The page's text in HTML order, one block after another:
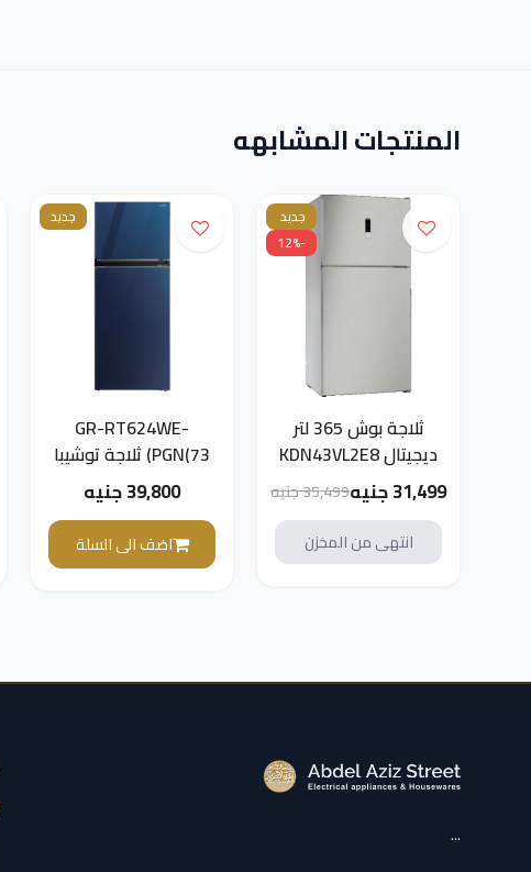
المنتجات المشابهه
جديد
-12%
ثلاجة بوش 365 لتر
ديجيتال KDN43VL2E8
31,499 جنيه 35,499 جنيه
انتهى من المخزن
جديد
GR-RT624WE-
PGN(73) ثلاجة توشيبا
450 لتر لون أزرق ساطع
باب زجاجي
39,800 جنيه
اضف الى السلة
...